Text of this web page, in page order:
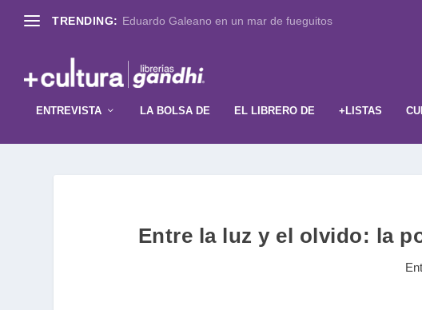
TRENDING: Eduardo Galeano en un mar de fueguitos
ENTREVISTA LA BOLSA DE EL LIBRERO DE +LISTAS
Entre la luz y el olvido: la